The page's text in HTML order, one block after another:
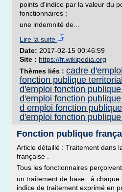
points d'indice par la valeur du
fonctionnaires ;
une indemnité de...
Lire la suite
Date: 2017-02-15 00:46:59
Site : https://fr.wikipedia.org
Thèmes liés : cadre
fonction publique
d'emploi fonction
d'emploi fonction
d emploi fonction
d'emploi fonction
Fonction publique
Article détaillé : Traitement dans
française .
Tous les fonctionnaires
un traitement de base : à
indice de traitement exprimé en